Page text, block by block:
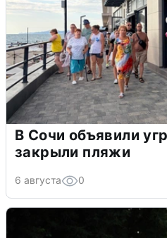
В Сочи объявили
закрыли пляжи
6 августа 0